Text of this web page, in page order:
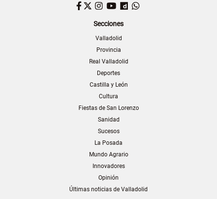
Facebook
TwitterInstagram
YouTubeDailymotion
Secciones
Valladolid
Provincia
Real Valladolid
Deportes
Castilla y León
Cultura
Fiestas de San Lorenzo
Sanidad
Sucesos
La Posada
Mundo Agrario
Innovadores
Opinión
Últimas noticias de Valladolid